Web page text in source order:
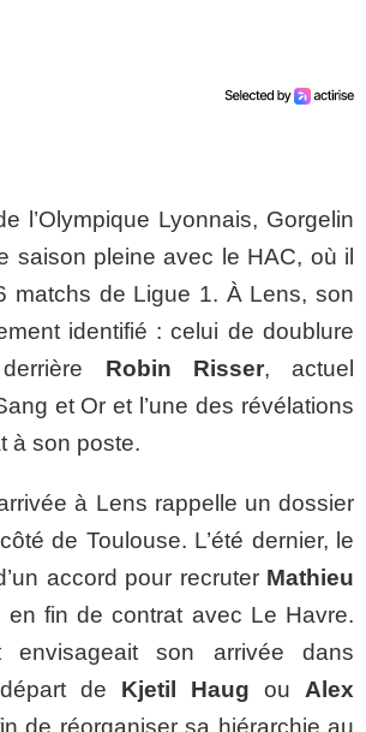
l’Olympique Lyonnais, Gorgelin
saison pleine avec le HAC, où il
matchs de Ligue 1. À Lens, son
identifié : celui de doublure
Robin Risser, actuel
et Or et l’une des révélations
à son poste.
à Lens rappelle un dossier
de Toulouse. L’été dernier, le
accord pour recruterMathieu
en fin de contrat avec Le Havre.
son arrivée dans
départ de Kjetil Haug ou Alex
de réorganiser sa hiérarchie au